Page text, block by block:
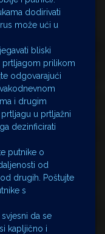
dodirivati
može ući u
bliski
prtljagom prilikom
odgovarajući
i drugim
u prtljažni
dezinficirati
putnike o
od
drugih. Poštujte
s
da se
kapljično i